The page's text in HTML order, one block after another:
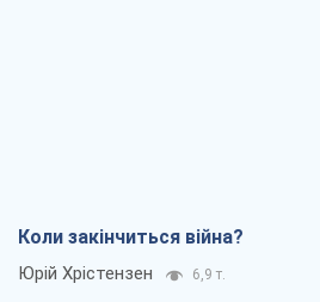
Коли закінчиться війна?
Юрій Хрістензен 6,9 т.